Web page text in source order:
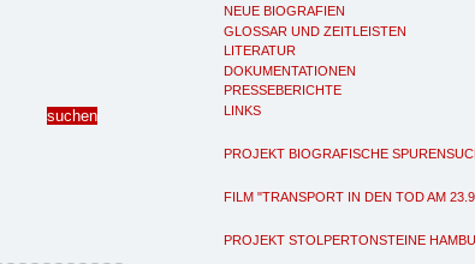
NEUE BIOGRAFIEN
GLOSSAR UND ZEITLEISTEN
LITERATUR
DOKUMENTATIONEN
PRESSEBERICHTE
LINKS
PROJEKT BIOGRAFISCHE
FILM "TRANSPORT IN DEN TOD AM
PROJEKT STOLPERTONSTEINE